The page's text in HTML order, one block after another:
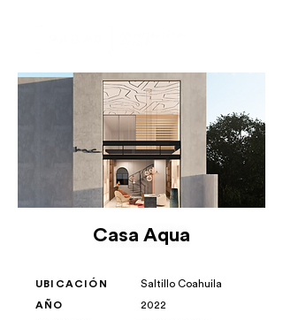
Casa Aqua
Saltillo Coahuila
UBICACIÓN
AÑO
2022